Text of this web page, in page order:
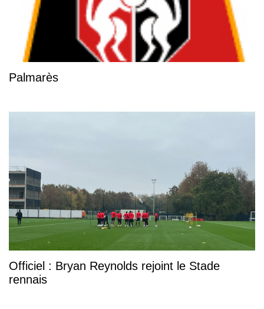
Palmarès
Officiel : Bryan Reynolds rejoint le Stade
rennais